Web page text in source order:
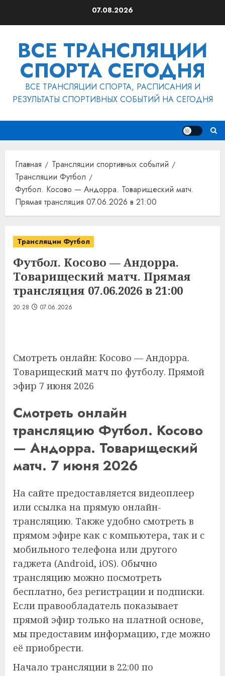
07.08.2026
ВСЕ ТРАНСЛЯЦИИ
СПОРТА СЕГОДНЯ
ВСЕ ТРАНСЛЯЦИИ СПОРТА, РАСПИСАНИЯ И
РЕЗУЛЬТАТЫ СПОРТИВНЫХ СОБЫТИЙ НА СЕГОДНЯ
Главная
Трансляции спортивных событий
Трансляции Футбол
Футбол. Косово — Андорра. Товарищеский матч.
Прямая трансляция 07.06.2026 в 21:00
Трансляции Футбол
Футбол. Косово — Андорра.
Товарищеский матч. Прямая
трансляция 07.06.2026 в 21:00
20:28 07.06.2026
Смотреть онлайн: Косово — Андорра.
Товарищеский матч по футболу. Прямой
эфир 7 июня 2026
Смотреть онлайн
трансляцию Футбол. Косово
— Андорра. Товарищеский
матч. 7 июня 2026
На сайте предоставляется видеоплеер
или ссылка на прямую онлайн-
трансляцию. Также удобно смотреть в
прямом эфире как с компьютера, так и с
мобильного телефона или другого
гаджета (Android, iOS). Обычно
трансляцию можно посмотреть
бесплатно, без регистрации и подписки.
Если правообладатель показывает
прямой эфир только на платной основе,
мы предоставим информацию, где можно
её приобрести.
Начало трансляции в 22:00 по